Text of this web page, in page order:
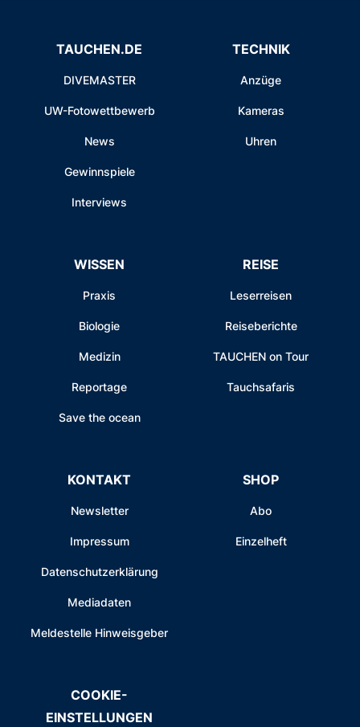
TAUCHEN.DE
DIVEMASTER
UW-Fotowettbewerb
News
Gewinnspiele
Interviews
TECHNIK
Anzüge
Kameras
Uhren
WISSEN
Praxis
Biologie
Medizin
Reportage
Save the ocean
REISE
Leserreisen
Reiseberichte
TAUCHEN on Tour
Tauchsafaris
KONTAKT
Newsletter
Impressum
Datenschutzerklärung
Mediadaten
Meldestelle Hinweisgeber
SHOP
Abo
Einzelheft
COOKIE-
EINSTELLUNGEN